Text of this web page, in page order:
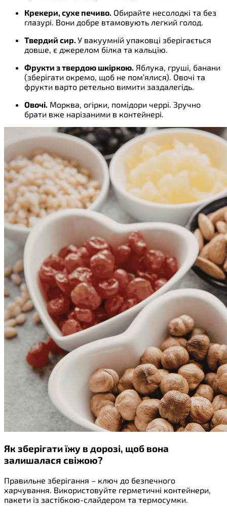
Крекери, сухе печиво. Обирайте несолодкі та без
глазурі. Вони добре втамовують легкий голод.
Твердий сир. У вакуумній упаковці зберігається
довше, є джерелом білка та кальцію.
Фрукти з твердою шкіркою. Яблука, груші, банани
(зберігати окремо, щоб не пом’ялися). Овочі та
фрукти варто ретельно вимити заздалегідь.
Овочі. Морква, огірки, помідори черрі. Зручно
брати вже нарізаними в контейнері.
Як зберігати їжу в дорозі, щоб вона
залишалася свіжою?
Правильне зберігання – ключ до безпечного
харчування. Використовуйте герметичні контейнери,
пакети із застібкою-слайдером та термосумки.